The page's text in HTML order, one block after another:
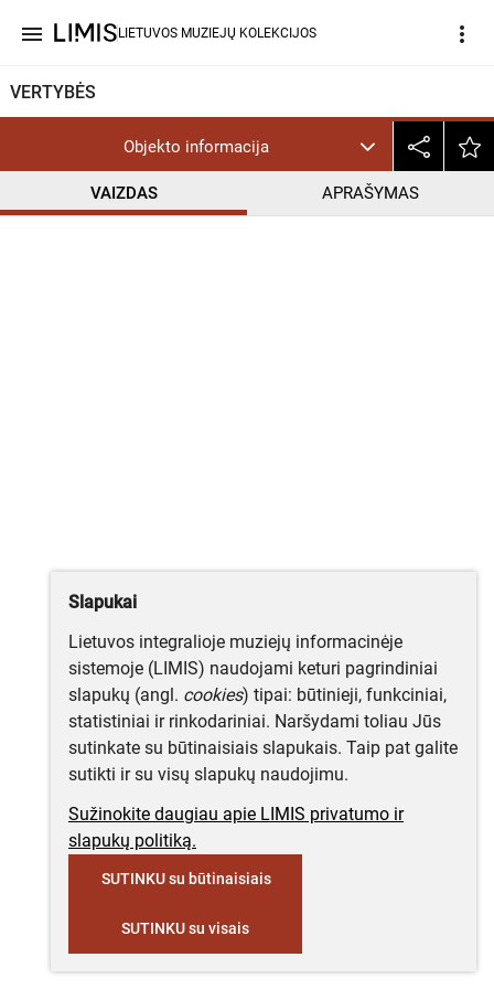
menu LIETUVOS MUZIEJŲ KOLEKCIJOS more_vert
VERTYBĖS
Objekto informacija
VAIZDAS APRAŠYMAS
CC BY-NC-ND
Slapukai
Lietuvos integralioje muziejų informacinėje
sistemoje (LIMIS) naudojami keturi pagrindiniai
slapukų (angl. cookies) tipai: būtinieji, funkciniai,
statistiniai ir rinkodariniai. Naršydami toliau Jūs
sutinkate su būtinaisiais slapukais. Taip pat galite
sutikti ir su visų slapukų naudojimu.
Sužinokite daugiau apie LIMIS privatumo ir
slapukų politiką.
SUTINKU su būtinaisiais
SUTINKU su visais